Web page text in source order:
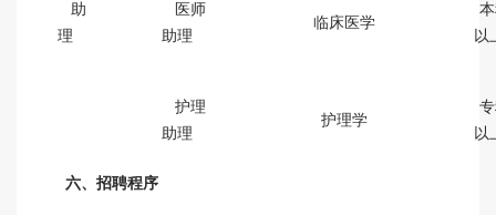
助
理
医师
助理
临床医学
以
护理
助理
护理学
以
六、招聘程序